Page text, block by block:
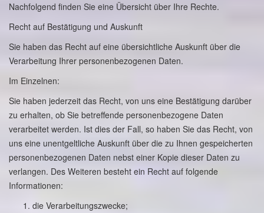
Nachfolgend finden Sie eine Übersicht über Ihre Rechte.
Recht auf Bestätigung und Auskunft
Sie haben das Recht auf eine übersichtliche Auskunft über die
Verarbeitung Ihrer personenbezogenen Daten.
Im Einzelnen:
Sie haben jederzeit das Recht, von uns eine Bestätigung darüber
zu erhalten, ob Sie betreffende personenbezogene Daten
verarbeitet werden. Ist dies der Fall, so haben Sie das Recht, von
uns eine unentgeltliche Auskunft über die zu Ihnen gespeicherten
personenbezogenen Daten nebst einer Kopie dieser Daten zu
verlangen. Des Weiteren besteht ein Recht auf folgende
Informationen:
die Verarbeitungszwecke;